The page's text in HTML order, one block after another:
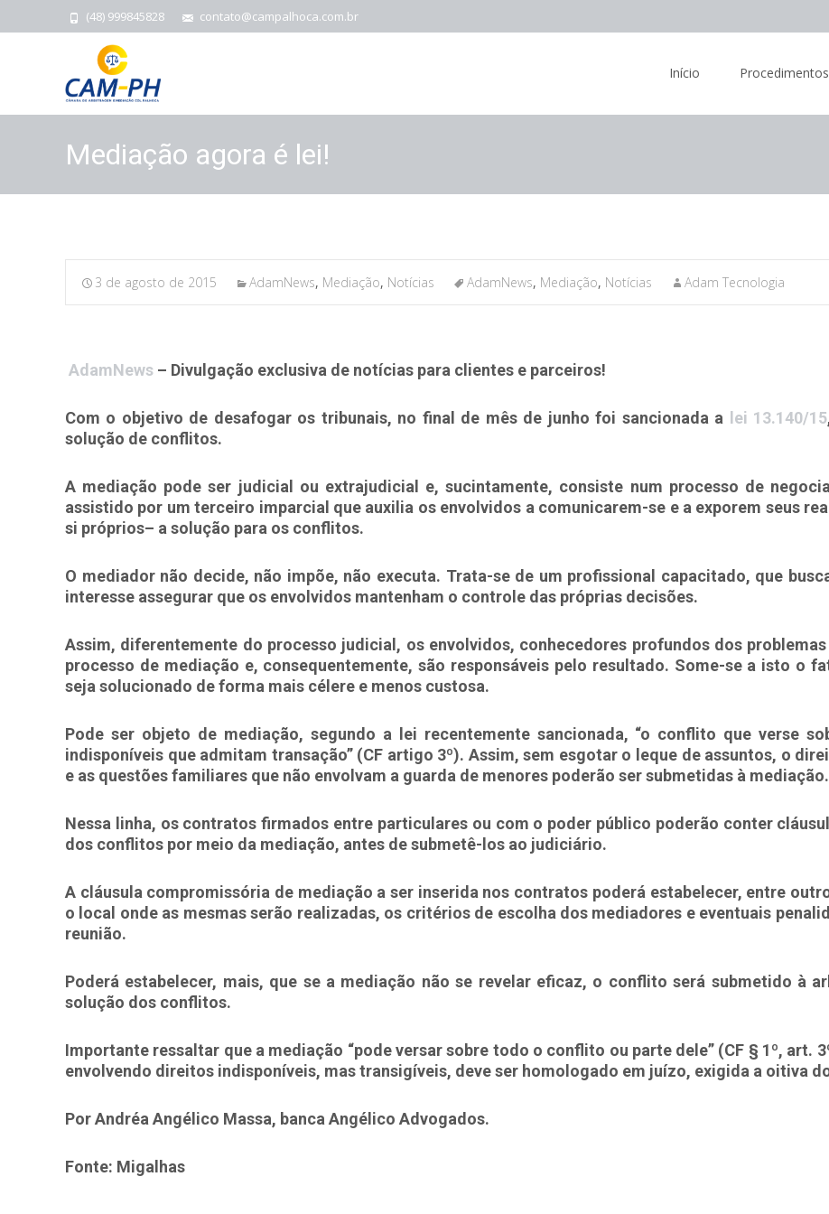
(48) 999845828 contato@campalhoca.com.br
Início Procedimentos
Mediação agora é lei!
3 de agosto de 2015 AdamNews, Mediação, Notícias AdamNews, Mediação, Notícias Adam Tecnologia
AdamNews – Divulgação exclusiva de notícias para clientes e parceiros!
Com o objetivo de desafogar os tribunais, no final de mês de junho foi sancionada a lei 13.140/15
solução de conflitos.
A mediação pode ser judicial ou extrajudicial e, sucintamente, consiste num processo de
assistido por um terceiro imparcial que auxilia os envolvidos a comunicarem-se e a exporem seus
si próprios– a solução para os conflitos.
O mediador não decide, não impõe, não executa. Trata-se de um profissional capacitado, que
interesse assegurar que os envolvidos mantenham o controle das próprias decisões.
Assim, diferentemente do processo judicial, os envolvidos, conhecedores profundos dos
processo de mediação e, consequentemente, são responsáveis pelo resultado. Some-se a isto o
seja solucionado de forma mais célere e menos custosa.
Pode ser objeto de mediação, segundo a lei recentemente sancionada, “o conflito que verse
indisponíveis que admitam transação” (CF artigo 3º). Assim, sem esgotar o leque de assuntos, o
e as questões familiares que não envolvam a guarda de menores poderão ser submetidas à mediação.
Nessa linha, os contratos firmados entre particulares ou com o poder público poderão conter
dos conflitos por meio da mediação, antes de submetê-los ao judiciário.
A cláusula compromissória de mediação a ser inserida nos contratos poderá estabelecer, entre
o local onde as mesmas serão realizadas, os critérios de escolha dos mediadores e eventuais
reunião.
Poderá estabelecer, mais, que se a mediação não se revelar eficaz, o conflito será submetido à
solução dos conflitos.
Importante ressaltar que a mediação “pode versar sobre todo o conflito ou parte dele” (CF § 1º, art.
envolvendo direitos indisponíveis, mas transigíveis, deve ser homologado em juízo, exigida a oitiva
Por Andréa Angélico Massa, banca Angélico Advogados.
Fonte: Migalhas